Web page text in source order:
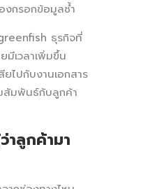
งกรอกข้อมูลซ้ำ
ธุรกิจที่
มีเวลาเพิ่มขึ้น
ยไปกับงานเอกสาร
สัมพันธ์กับลูกค้า
ลูกค้ามา